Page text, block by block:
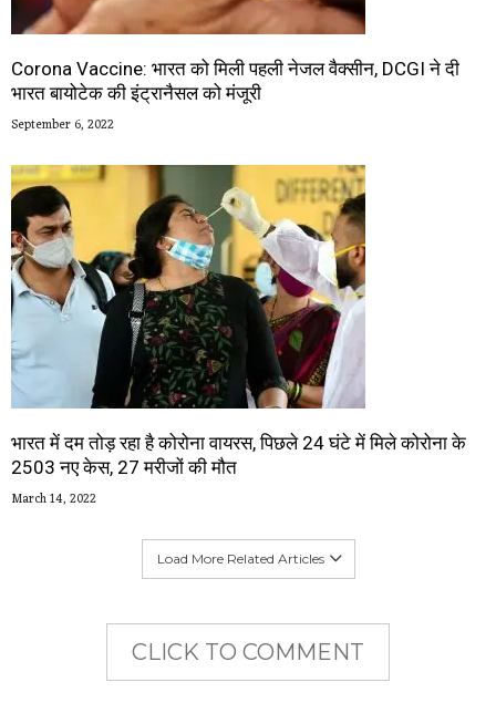
Corona Vaccine: भारत को मिली पहली नेजल वैक्सीन, DCGI ने दी
भारत बायोटेक की इंट्रानैसल को मंजूरी
September 6, 2022
भारत में दम तोड़ रहा है कोरोना वायरस, पिछले 24 घंटे में मिले कोरोना के
2503 नए केस, 27 मरीजों की मौत
March 14, 2022
Load More Related Articles
CLICK TO COMMENT